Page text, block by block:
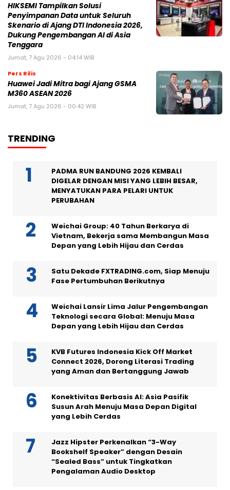
HIKSEMI Tampilkan Solusi
Penyimpanan Data untuk Seluruh
Skenario di Ajang DTI Indonesia 2026,
Dukung Pengembangan AI di Asia
Tenggara
Jumat, 7 Agu 2026 - 04:14 WIB
Pers Rilis
Huawei Jadi Mitra bagi Ajang GSMA
M360 ASEAN 2026
Jumat, 7 Agu 2026 - 00:42 WIB
TRENDING
PADMA RUN BANDUNG 2026 KEMBALI
DIGELAR DENGAN MISI YANG LEBIH BESAR,
MENYATUKAN PARA PELARI UNTUK
PERUBAHAN
Weichai Group: 40 Tahun Berkarya di
Vietnam, Bekerja sama Membangun Masa
Depan yang Lebih Hijau dan Cerdas
Satu Dekade FXTRADING.com, Siap Menuju
Fase Pertumbuhan Berikutnya
Weichai Lansir Lima Jalur Pengembangan
Teknologi secara Global: Menuju Masa
Depan yang Lebih Hijau dan Cerdas
KVB Futures Indonesia Kick Off Market
Connect 2026, Dorong Literasi Trading
yang Aman dan Bertanggung Jawab
Konektivitas Berbasis AI: Asia Pasifik
Susun Arah Menuju Masa Depan Digital
yang Lebih Cerdas
Jazz Hipster Perkenalkan “3-Way
Bookshelf Speaker” dengan Desain
“Sealed Bass” untuk Tingkatkan
Pengalaman Audio Desktop